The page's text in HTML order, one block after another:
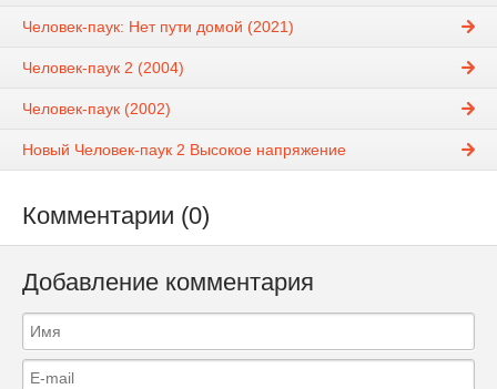
Человек-паук: Нет пути домой (2021)
Человек-паук 2 (2004)
Человек-паук (2002)
Новый Человек-паук 2 Высокое напряжение
Комментарии (0)
Добавление комментария